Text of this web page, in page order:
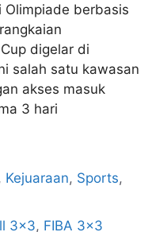
Olimpiade berbasis
digelar di
salah satu kawasan
akses masuk
3 hari
Kejuaraan, Sports,
3x3, FIBA 3x3